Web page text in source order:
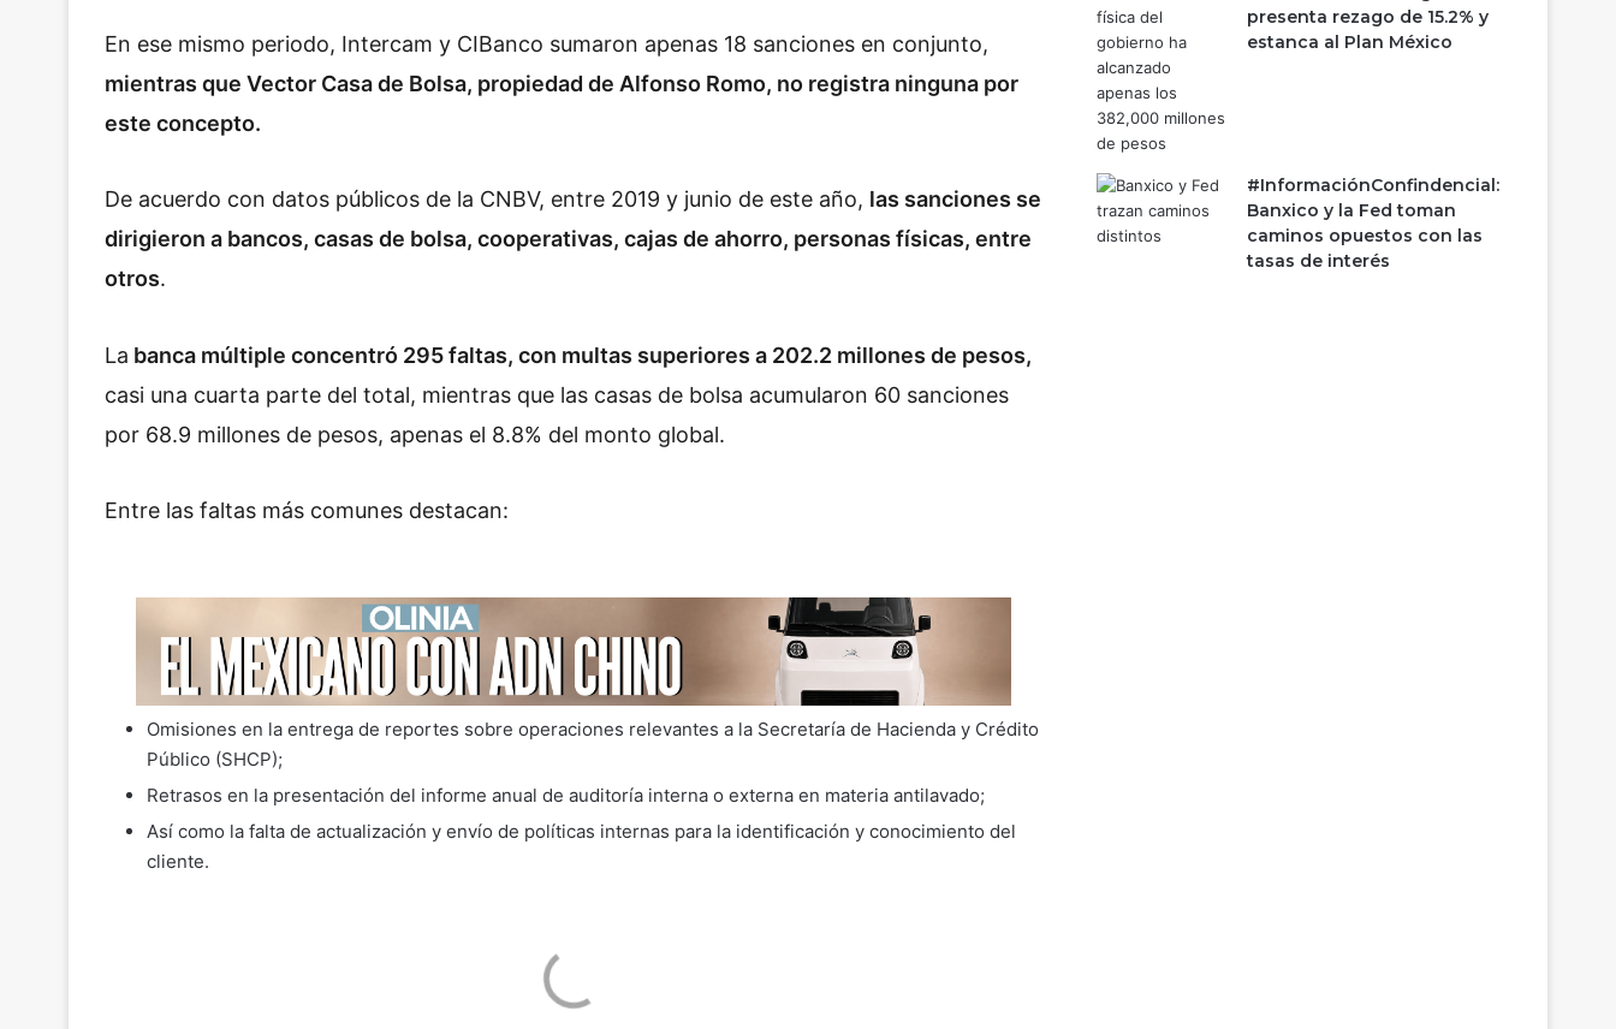
En ese mismo periodo, Intercam y CIBanco sumaron apenas 18 sanciones en conjunto,
mientras que Vector Casa de Bolsa, propiedad de Alfonso Romo, no registra ninguna por
este concepto.
De acuerdo con datos públicos de la CNBV, entre 2019 y junio de este año, las sanciones se
dirigieron a bancos, casas de bolsa, cooperativas, cajas de ahorro, personas físicas, entre
otros.
La banca múltiple concentró 295 faltas, con multas superiores a 202.2 millones de pesos,
casi una cuarta parte del total, mientras que las casas de bolsa acumularon 60 sanciones
por 68.9 millones de pesos, apenas el 8.8% del monto global.
Entre las faltas más comunes destacan:
Omisiones en la entrega de reportes sobre operaciones relevantes a la Secretaría de Hacienda y Crédito
Público (SHCP);
Retrasos en la presentación del informe anual de auditoría interna o externa en materia antilavado;
Así como la falta de actualización y envío de políticas internas para la identificación y conocimiento del
cliente.
presenta rezago de 15.2% y
estanca al Plan México
#InformaciónConfindencial:
Banxico y la Fed toman
caminos opuestos con las
tasas de interés